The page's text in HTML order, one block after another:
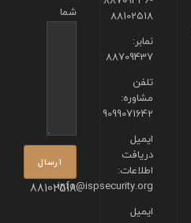
شما
88102518
88102518
نمابر:
88709437
تلفن
مشاوره:
9099071642
ایمیل
دریافت
اطلاعات:
info@ispsecurity.org
ایمیل